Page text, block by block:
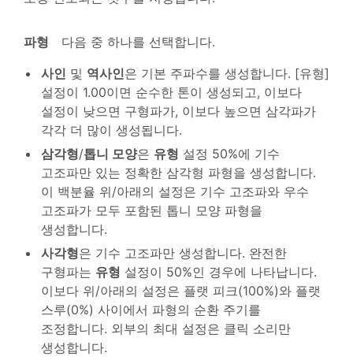
파형
다음 중 하나를 선택합니다.
사인 및 역사인은 기본 주파수를 생성합니다. [유형]
설정이 1.00이면 순수한 톤이 생성되고, 이보다
설정이 낮으면 구형파가, 이보다 높으면 삼각파가
각각 더 많이 생성됩니다.
삼각형/톱니 모양은 유형 설정 50%에 기수
고조파만 있는 정확한 삼각형 파형을 생성합니다.
이 백분율 위/아래의 설정은 기수 고조파와 우수
고조파가 모두 포함된 톱니 모양 파형을
생성합니다.
사각형은 기수 고조파만 생성합니다. 완전한
구형파는 유형 설정이 50%인 경우에 나타납니다.
이보다 위/아래의 설정은 플랫 피크(100%)와 플랫
스루(0%) 사이에서 파형의 순환 주기를
조정합니다. 외부의 최대 설정은 클릭 소리만
생성합니다.